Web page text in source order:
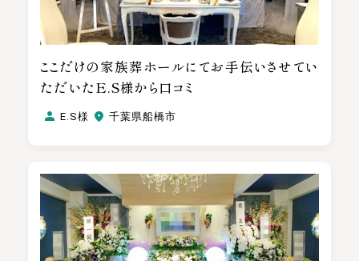
ここだけの家族葬ホールにてお手伝いさせてい
ただいたE.S様から口コミ
E.S様 千葉県船橋市